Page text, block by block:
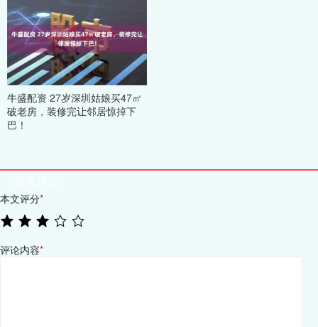
牛盛配资 27岁深圳姑娘买47㎡
破老房，装修完让邻居惊掉下
巴！
本文评分*
评论内容*